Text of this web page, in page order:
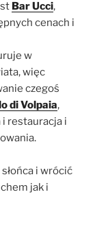
Bar Ucci,
cenach i
w
więc
czegoś
di Volpaia,
restauracja i
i wrócić
jak i